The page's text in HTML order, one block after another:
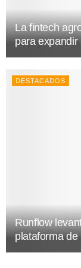
La fintech
para
DESTACADOS
Runflow
plataforma de